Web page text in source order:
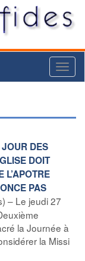
DES
DOIT
L’APOTRE
PAS
– Le jeudi 27
la Journée à
la Missi